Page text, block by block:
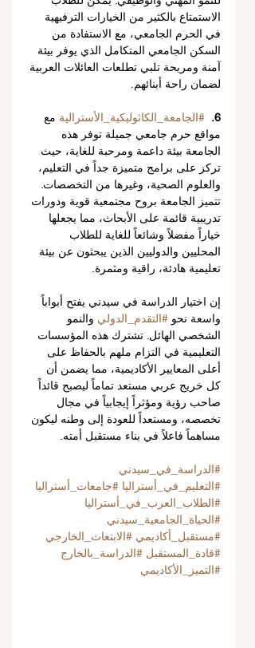
الاستمتاع بالكثير من الخيارات الترفيهية
في الحرم الجامعي، مع الاستفادة من
السكن الجامعي المتكامل الذي يوفر بيئة
آمنة ومريحة تلبي تطلعات العائلات العربية
لضمان راحة أبنائهم.
6. #الجامعة_الكاثوليكية_الأسترالية مع
مواقع حرم جامعي جميلة توفر هذه
الجامعة بيئة داعمة ومرحبة للغاية، حيث
تركز على برامج متميزة جداً في التعليم،
والعلوم الصحية، وغيرها من التخصصات.
تتميز الجامعة بروح مجتمعية قوية ودورات
تدريبية قائمة على الأبحاث، مما يجعلها
خياراً مفضلاً وشائعاً للغاية للطلاب
المحليين والدوليين الذين يبحثون عن بيئة
تعليمية هادئة، راقية ومثمرة.
إن اختيار الدراسة في سيدني يفتح أبواباً
واسعة نحو #التقدم_الدولي والنمو
الشخصي الهائل. تشترك هذه المؤسسات
التعليمية في التزام ملهم بالحفاظ على
أعلى المعايير الأكاديمية، مما يضمن أن
كل خريج عربي مستعد تماماً ليصبح قائداً
صاحب رؤية ومؤثراً إيجابياً في مجال
تخصصه، ومستعداً للعودة إلى وطنه ليكون
مساهماً فاعلاً في بناء مستقبل أمته.
#الدراسة_في_سيدني
#التعليم_في_أستراليا #جامعات_أستراليا
#الطلاب_العرب_في_أستراليا
#الحياة_الجامعية_سيدني
#مستقبل_أكاديمي #الابتعاث_الخارجي
#قادة_المستقبل #الدراسة_بالخارج
#التميز_الأكاديمي